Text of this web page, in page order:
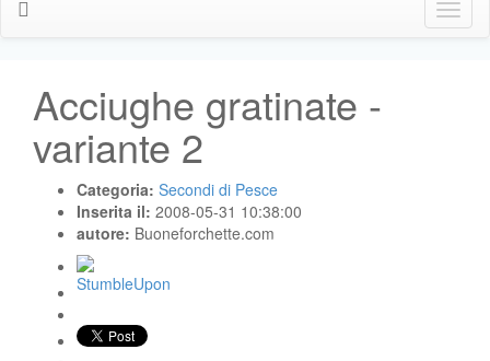
Click
Me
Acciughe gratinate -
variante 2
Categoria: Secondi di Pesce
Inserita il: 2008-05-31 10:38:00
autore: Buoneforchette.com